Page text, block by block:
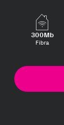
300Mb
Fibra